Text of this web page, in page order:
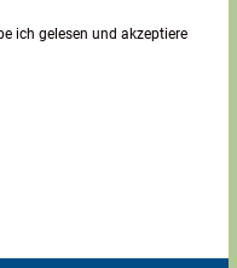
ich gelesen und akzeptiere